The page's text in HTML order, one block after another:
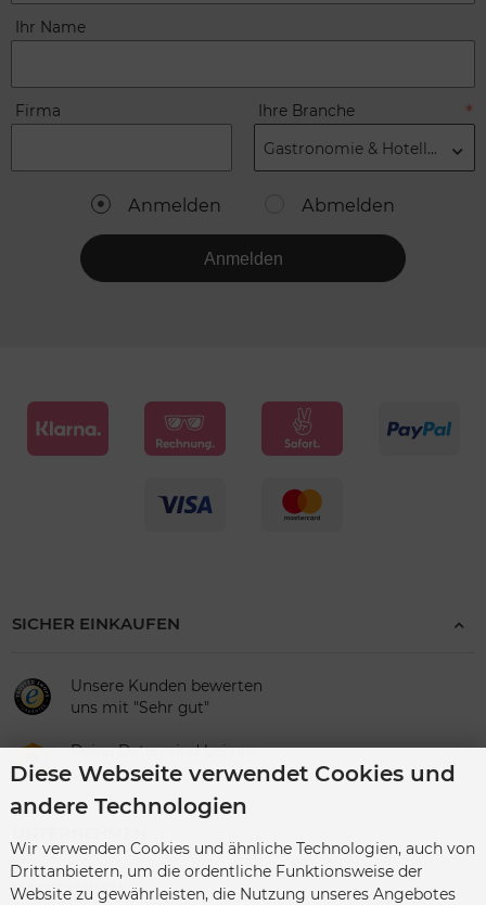
Ihr Name
Firma Ihre Branche
Gastronomie & Hotellerie
Anmelden Abmelden
Anmelden
SICHER EINKAUFEN
Unsere Kunden bewerten
uns mit "Sehr gut"
Deine Daten sind bei uns
sicher
KATEGORIEN
Diese Webseite verwendet Cookies und
andere Technologien
Wir verwenden Cookies und ähnliche Technologien, auch von
Drittanbietern, um die ordentliche Funktionsweise der
Website zu gewährleisten, die Nutzung unseres Angebotes